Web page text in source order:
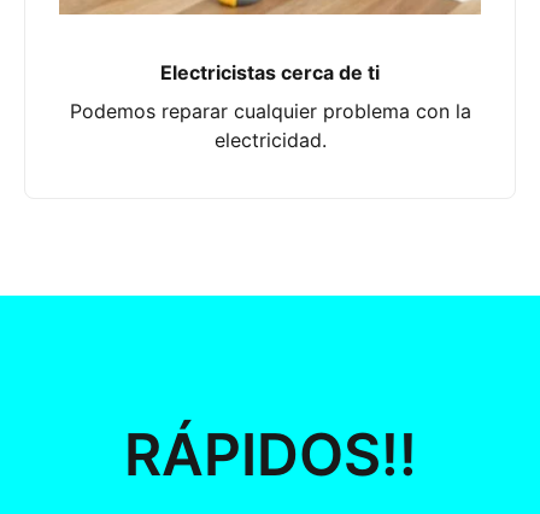
Electricistas cerca de ti
Podemos reparar cualquier problema con la
electricidad.
RÁPIDOS!!